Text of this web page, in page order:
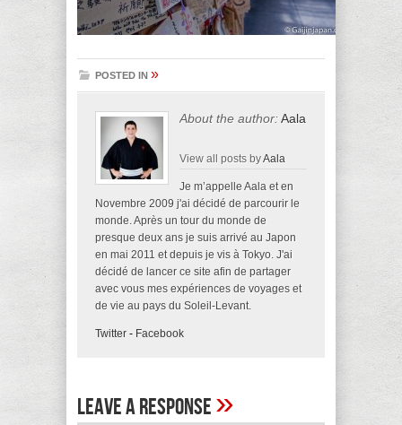
POSTED IN »
About the author:Aala
View all posts byAala
Je m’appelle Aala et en
Novembre 2009 j'ai décidé de parcourir le
monde. Après un tour du monde de
presque deux ans je suis arrivé au Japon
en mai 2011 et depuis je vis à Tokyo. J'ai
décidé de lancer ce site afin de partager
avec vous mes expériences de voyages et
de vie au pays du Soleil-Levant.
Twitter - Facebook
Leave A Response»